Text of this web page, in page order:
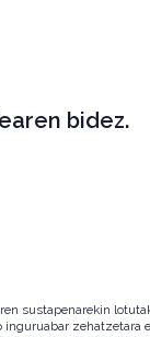
bidez.
sustapenarekin
zehatzetara